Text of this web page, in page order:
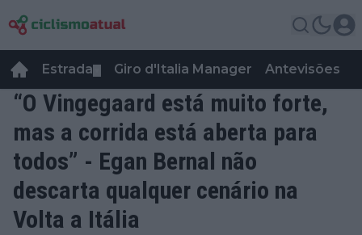
Estrada Giro d'Italia Manager Antevisões
“O Vingegaard está muito forte,
mas a corrida está aberta para
todos” - Egan Bernal não
descarta qualquer cenário na
Volta a Itália